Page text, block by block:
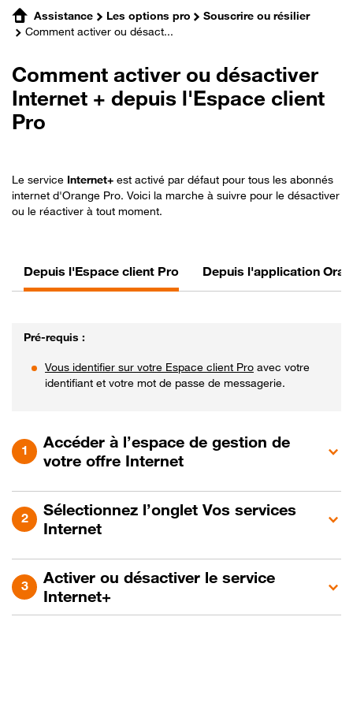
Assistance Les options pro
Souscrire ou résilier
Comment activer ou désact...
Comment activer ou désactiver
Internet + depuis l'Espace client
Pro
Le service Internet+ est activé par défaut pour tous les abonnés
internet d'Orange Pro. Voici la marche à suivre pour le désactiver
ou le réactiver à tout moment.
Depuis l'Espace client Pro Depuis l'application
Pré-requis :
Vous identifier sur votre Espace client Pro avec votre
identifiant et votre mot de passe de messagerie.
Accéder à l’espace de gestion de
votre offre Internet
Sélectionnez l’onglet Vos services
Internet
Activer ou désactiver le service
Internet+